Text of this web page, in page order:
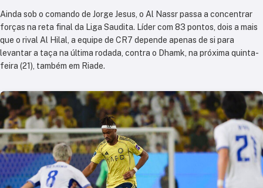
Ainda sob o comando de Jorge Jesus, o Al Nassr passa a concentrar
forças na reta final da Liga Saudita. Líder com 83 pontos, dois a mais
que o rival Al Hilal, a equipe de CR7 depende apenas de si para
levantar a taça na última rodada, contra o Dhamk, na próxima quinta-
feira (21), também em Riade.